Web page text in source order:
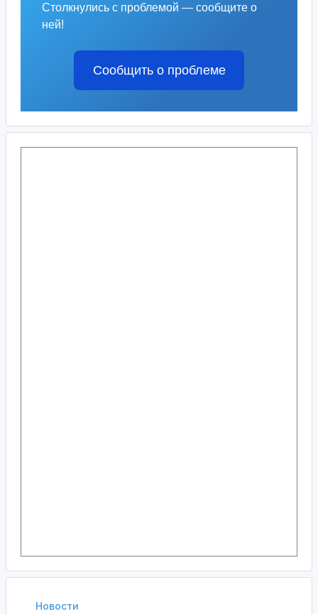
Столкнулись с проблемой — сообщите о
ней!
Сообщить о проблеме
Новости